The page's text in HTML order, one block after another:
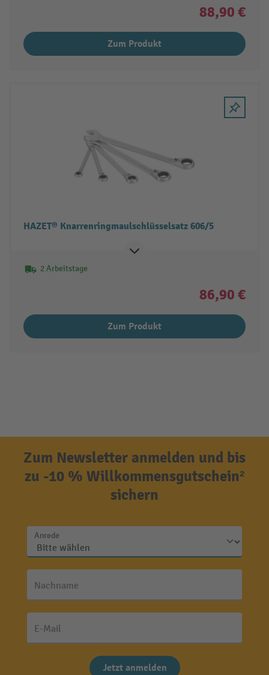
88,90 €
Zum Produkt
HAZET® Knarrenringmaulschlüsselsatz 606/5
2 Arbeitstage
86,90 €
Zum Produkt
Zum Newsletter anmelden und bis
zu -10 % Willkommensgutschein²
sichern
Anrede
Nachname
E-Mail
Jetzt anmelden